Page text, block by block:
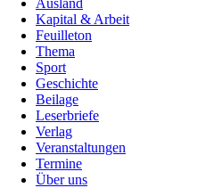
Ausland
Kapital & Arbeit
Feuilleton
Thema
Sport
Geschichte
Beilage
Leserbriefe
Verlag
Veranstaltungen
Termine
Über uns